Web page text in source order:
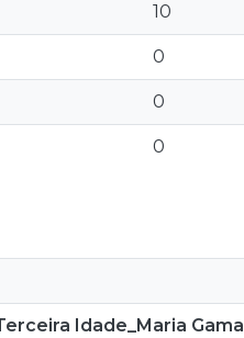
10
0
0
0
Idade_Maria